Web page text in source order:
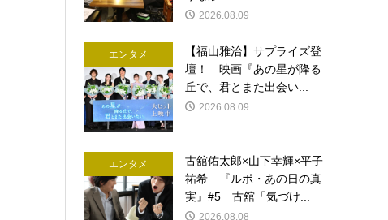
2026.08.09
エンタメ
【福山雅治】サプライズ登
壇！ 映画『あの星が降る
丘で、君とまた出会い...
2026.08.09
エンタメ
古舘佑太郎×山下幸輝×平子
祐希 『ルポ・あの日の真
実』#5 古舘「気づけ...
2026.08.08